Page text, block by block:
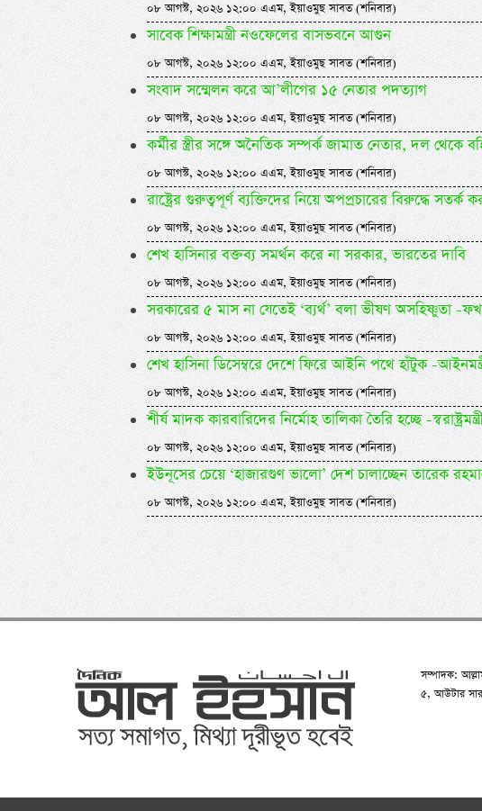
০৮ আগস্ট, ২০২৬ ১২:০০ এএম, ইয়াওমুছ সাবত (শনিবার)
সাবেক শিক্ষামন্ত্রী নওফেলের বাসভবনে আগুন
০৮ আগস্ট, ২০২৬ ১২:০০ এএম, ইয়াওমুছ সাবত (শনিবার)
সংবাদ সম্মেলন করে আ’লীগের ১৫ নেতার পদত্যাগ
০৮ আগস্ট, ২০২৬ ১২:০০ এএম, ইয়াওমুছ সাবত (শনিবার)
কর্মীর স্ত্রীর সঙ্গে অনৈতিক সম্পর্ক জামাত নেতার, দল থেকে
০৮ আগস্ট, ২০২৬ ১২:০০ এএম, ইয়াওমুছ সাবত (শনিবার)
রাষ্ট্রের গুরুত্বপূর্ণ ব্যক্তিদের নিয়ে অপপ্রচারের বিরুদ্ধে সতর্ক
০৮ আগস্ট, ২০২৬ ১২:০০ এএম, ইয়াওমুছ সাবত (শনিবার)
শেখ হাসিনার বক্তব্য সমর্থন করে না সরকার, ভারতের দাবি
০৮ আগস্ট, ২০২৬ ১২:০০ এএম, ইয়াওমুছ সাবত (শনিবার)
সরকারের ৫ মাস না যেতেই ‘ব্যর্থ’ বলা ভীষণ অসহিষ্ণুতা -
০৮ আগস্ট, ২০২৬ ১২:০০ এএম, ইয়াওমুছ সাবত (শনিবার)
শেখ হাসিনা ডিসেম্বরে দেশে ফিরে আইনি পথে হাঁটুক -
০৮ আগস্ট, ২০২৬ ১২:০০ এএম, ইয়াওমুছ সাবত (শনিবার)
শীর্ষ মাদক কারবারিদের নির্মোহ তালিকা তৈরি হচ্ছে -
০৮ আগস্ট, ২০২৬ ১২:০০ এএম, ইয়াওমুছ সাবত (শনিবার)
ইউনূসের চেয়ে ‘হাজারগুণ ভালো’ দেশ চালাচ্ছেন তারেক
০৮ আগস্ট, ২০২৬ ১২:০০ এএম, ইয়াওমুছ সাবত (শনিবার)
সম্পাদক:
৫, আউটার